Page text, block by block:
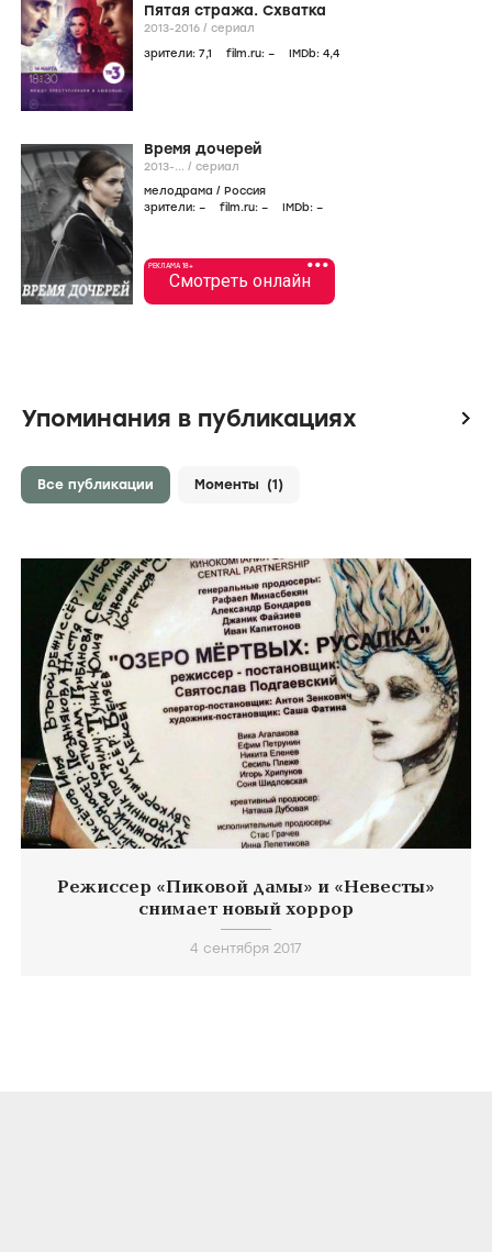
Пятая стража. Схватка
2013-2016 / сериал
зрители: 7,1 film.ru: – IMDb: 4,4
Время дочерей
2013-... / сериал
мелодрама / Россия
зрители: – film.ru: – IMDb: –
•••
РЕКЛАМА 18+
Смотреть онлайн
Упоминания в публикациях icon
Все публикации Моменты (1)
Режиссер «Пиковой дамы» и «Невесты»
снимает новый хоррор
4 сентября 2017